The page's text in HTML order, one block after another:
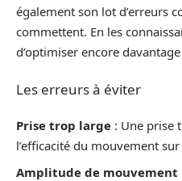
également son lot d’erreurs
commettent. En les
d’optimiser encore
Les erreurs à éviter
Prise trop large : Une prise
l’efficacité du mouvement
Amplitude de